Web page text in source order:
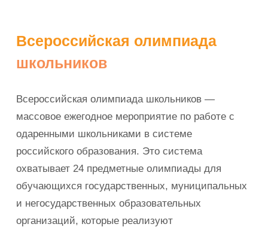
Всероссийская олимпиада
школьников
Всероссийская олимпиада школьников —
массовое ежегодное мероприятие по работе с
одаренными школьниками в системе
российского образования. Это система
охватывает 24 предметные олимпиады для
обучающихся государственных, муниципальных
и негосударственных образовательных
организаций, которые реализуют